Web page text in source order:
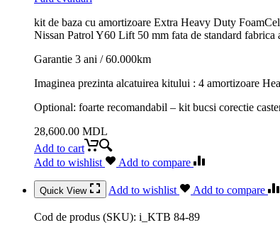
kit de baza cu amortizoare Extra Heavy Duty
Nissan Patrol Y60 Lift 50 mm fata de standard fabrica
Garantie 3 ani / 60.000km
Imaginea prezinta alcatuirea kitului : 4 amortizoare
Optional: foarte recomandabil – kit bucsi corectie
28,600.00 MDL
Add to cart
Add to wishlist
Add to compare
Quick View Add to wishlist Add to compare
Cod de produs (SKU): i_KTB 84-89